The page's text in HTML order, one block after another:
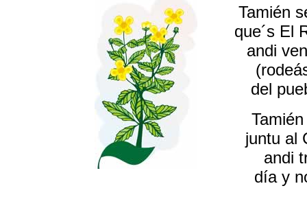
Tamién
que´s El
andi
del
juntu al
andi
día y